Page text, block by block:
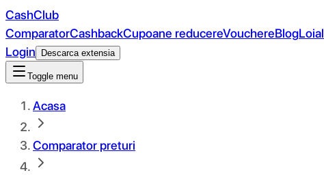
CashClub
ComparatorCashbackCupoane reducereVouchereBlog
Login
Descarca extensia
Toggle menu
Acasa
Comparator preturi